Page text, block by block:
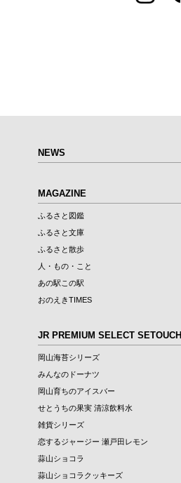
NEWS
MAGAZINE
ふるさと図鑑
ふるさと文庫
ふるさと散歩
人・もの・こと
あの駅この駅
おのえきTIMES
JR PREMIUM SELECT SETOUCHI
岡山海苔シリーズ
みんなのドーナツ
岡山育ちのアイスバー
せとうちの果実 清涼飲料水
雑貨シリーズ
恋するジャージー 瀬戸田レモン
蒜山ショコラ
蒜山ショコラクッキーズ